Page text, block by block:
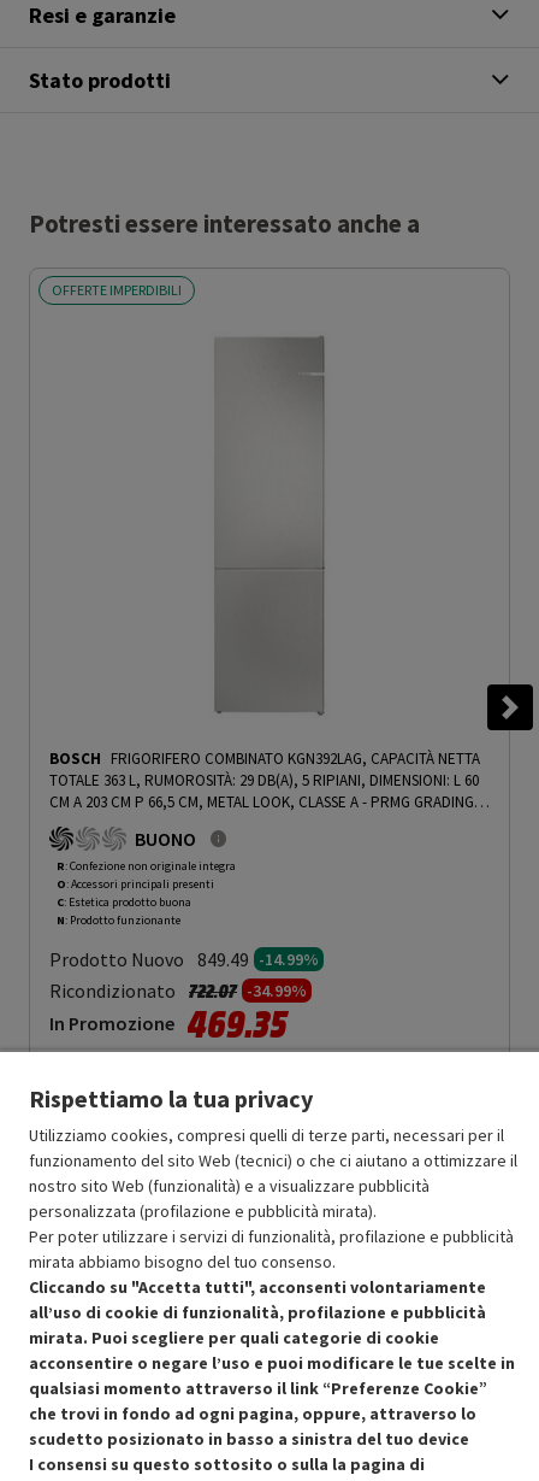
Resi e garanzie
Stato prodotti
Potresti essere interessato anche a
OFFERTE IMPERDIBILI
BOSCH FRIGORIFERO COMBINATO KGN392LAG, CAPACITÀ NETTA
TOTALE 363 L, RUMOROSITÀ: 29 DB(A), 5 RIPIANI, DIMENSIONI: L 60
CM A 203 CM P 66,5 CM, METAL LOOK, CLASSE A - PRMG GRADING
ROCN - 14.99%
BUONO
R: Confezione non originale integra
O: Accessori principali presenti
C: Estetica prodotto buona
N: Prodotto funzionante
Prodotto Nuovo 849.49 -14.99%
Ricondizionato Prezzo ridotto da
722.07a-34.99%
In Promozione 469.35
OFFERTE IMPERDIBILI
Risparmio garantito rispetto al corrispondente prodotto nuovo.
Condizioni generali di vendita
Cookie Policy
Recedere dal contratto qui
Rispettiamo la tua privacy
Utilizziamo cookies, compresi quelli di terze parti, necessari per il
funzionamento del sito Web (tecnici) o che ci aiutano a ottimizzare il
nostro sito Web (funzionalità) e a visualizzare pubblicità
personalizzata (profilazione e pubblicità mirata).
Per poter utilizzare i servizi di funzionalità, profilazione e pubblicità
mirata abbiamo bisogno del tuo consenso.
Cliccando su "Accetta tutti", acconsenti volontariamente
all’uso di cookie di funzionalità, profilazione e pubblicità
mirata. Puoi scegliere per quali categorie di cookie
acconsentire o negare l’uso e puoi modificare le tue scelte in
qualsiasi momento attraverso il link “Preferenze Cookie”
che trovi in fondo ad ogni pagina, oppure, attraverso lo
scudetto posizionato in basso a sinistra del tuo device
I consensi su questo sottosito o sulla la pagina di